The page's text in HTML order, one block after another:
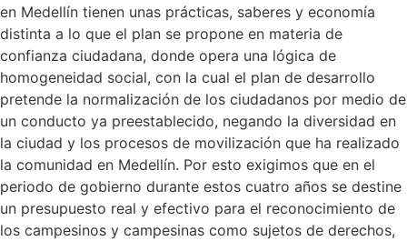
en Medellín tienen unas prácticas, saberes y economía
distinta a lo que el plan se propone en materia de
confianza ciudadana, donde opera una lógica de
homogeneidad social, con la cual el plan de desarrollo
pretende la normalización de los ciudadanos por medio de
un conducto ya preestablecido, negando la diversidad en
la ciudad y los procesos de movilización que ha realizado
la comunidad en Medellín. Por esto exigimos que en el
periodo de gobierno durante estos cuatro años se destine
un presupuesto real y efectivo para el reconocimiento de
los campesinos y campesinas como sujetos de derechos,